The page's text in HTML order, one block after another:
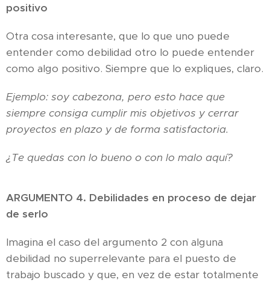
positivo
Otra cosa interesante, que lo que uno puede
entender como debilidad otro lo puede entender
como algo positivo. Siempre que lo expliques, claro.
Ejemplo: soy cabezona, pero esto hace que
siempre consiga cumplir mis objetivos y cerrar
proyectos en plazo y de forma satisfactoria.
¿Te quedas con lo bueno o con lo malo aquí?
ARGUMENTO 4. Debilidades en proceso de dejar
de serlo
Imagina el caso del argumento 2 con alguna
debilidad no superrelevante para el puesto de
trabajo buscado y que, en vez de estar totalmente